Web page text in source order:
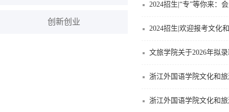
创新创业
2024招生|“专”等你来：
2024招生|欢迎报考文化
文旅学院关于2026年拟
浙江外国语学院文化和
浙江外国语学院文化和